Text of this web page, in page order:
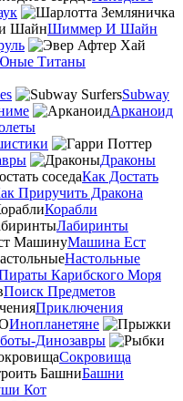
Шиммер И Шайн
Титаны
Subway
Арканоид
Драконы
Как Достать
Приручить Дракона
Корабли
Лабиринты
Машина Ест
Настольные
Карибского Моря
Поиск Предметов
Приключения
Инопланетяне
Динозавры
Сокровища
Башни
Кот